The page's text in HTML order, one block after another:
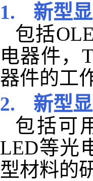
1.
新型
包括
电器件，
器件的工
2.
新型
包括可
LED等光
型材料的